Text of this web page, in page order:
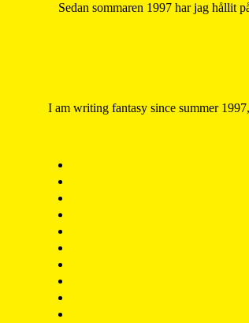
Sedan sommaren 1997 har jag hållit
I am writing fantasy since summer